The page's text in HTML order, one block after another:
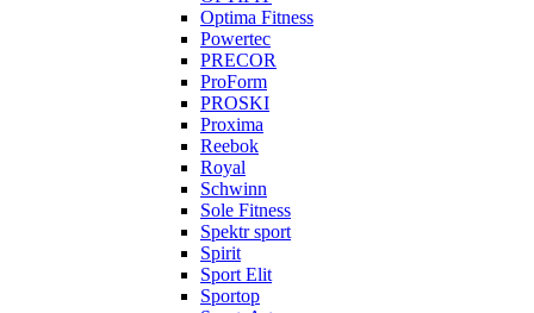
Optima Fitness
Powertec
PRECOR
ProForm
PROSKI
Proxima
Reebok
Royal
Schwinn
Sole Fitness
Spektr sport
Spirit
Sport Elit
Sportop